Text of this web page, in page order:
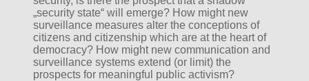
„security state“ will emerge? How might new
surveillance measures alter the conceptions of
citizens and citizenship which are at the heart of
democracy? How might new communication and
surveillance systems extend (or limit) the
prospects for meaningful public activism?